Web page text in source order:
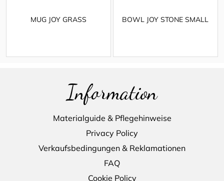
MUG JOY GRASS BOWL JOY STONE SMALL
Information
Materialguide & Pflegehinweise
Privacy Policy
Verkaufsbedingungen & Reklamationen
FAQ
Cookie Policy